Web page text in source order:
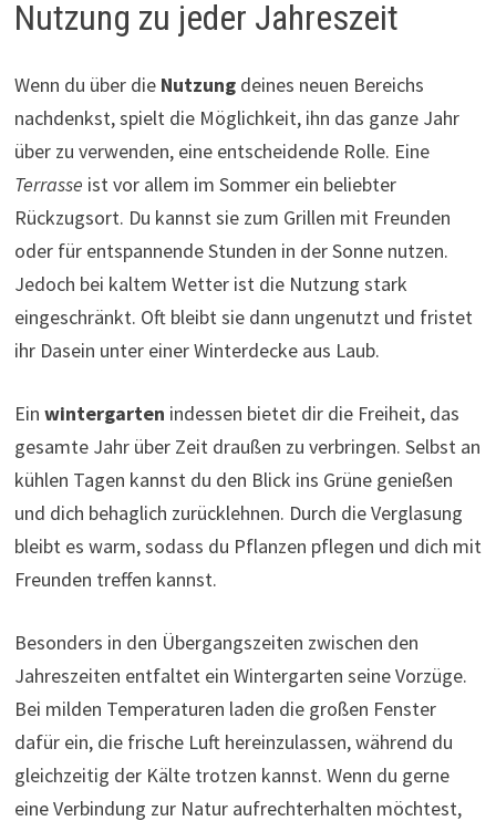
Nutzung zu jeder Jahreszeit
Wenn du über die Nutzungdeines neuen Bereichs
nachdenkst, spielt die Möglichkeit, ihn das ganze Jahr
über zu verwenden, eine entscheidende Rolle. Eine
Terrasse ist vor allem im Sommer ein beliebter
Rückzugsort. Du kannst sie zum Grillen mit Freunden
oder für entspannende Stunden in der Sonne nutzen.
Jedoch bei kaltem Wetter ist die Nutzung stark
eingeschränkt. Oft bleibt sie dann ungenutzt und fristet
ihr Dasein unter einer Winterdecke aus Laub.
Ein wintergarten indessen bietet dir die Freiheit, das
gesamte Jahr über Zeit draußen zu verbringen. Selbst an
kühlen Tagen kannst du den Blick ins Grüne genießen
und dich behaglich zurücklehnen. Durch die Verglasung
bleibt es warm, sodass du Pflanzen pflegen und dich mit
Freunden treffen kannst.
Besonders in den Übergangszeiten zwischen den
Jahreszeiten entfaltet ein Wintergarten seine Vorzüge.
Bei milden Temperaturen laden die großen Fenster
dafür ein, die frische Luft hereinzulassen, während du
gleichzeitig der Kälte trotzen kannst. Wenn du gerne
eine Verbindung zur Natur aufrechterhalten möchtest,